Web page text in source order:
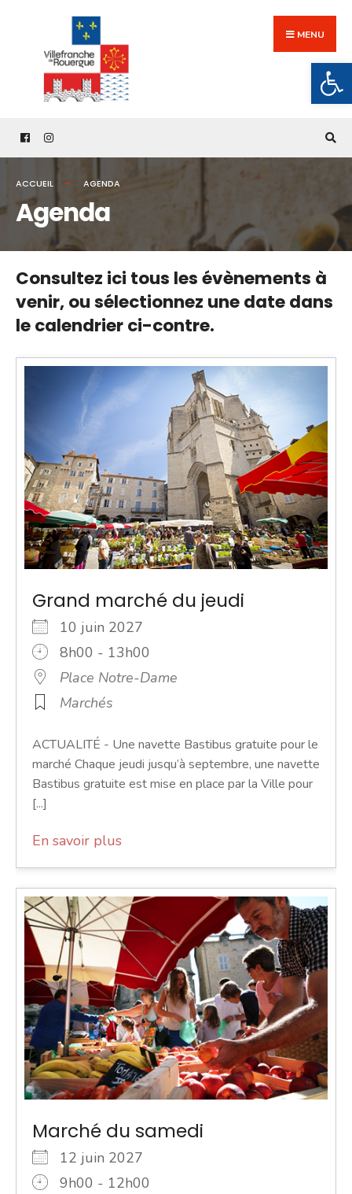
content
MENU
ACCUEIL AGENDA
Agenda
Consultez ici tous les évènements à
venir,ou sélectionnez une date dans
le calendrier ci-contre.
Grand marché du jeudi
10 juin 2027
8h00 - 13h00
Place Notre-Dame
Marchés
ACTUALITÉ - Une navette Bastibus gratuite pour le
marché Chaque jeudi jusqu’à septembre, une navette
Bastibus gratuite est mise en place par la Ville pour
[...]
En savoir plus
Marché du samedi
12 juin 2027
9h00 - 12h00